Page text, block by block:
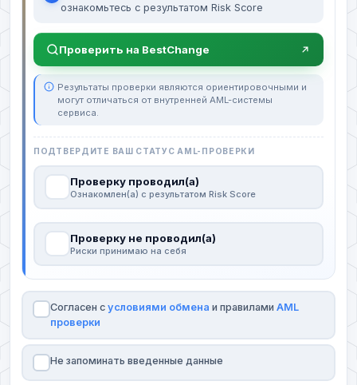
ознакомьтесь с результатом Risk Score
Проверить на BestChange
Результаты проверки являются ориентировочными и
могут отличаться от внутренней AML-системы
сервиса.
ПОДТВЕРДИТЕ ВАШ СТАТУС AML-ПРОВЕРКИ
Проверку проводил(а)
Ознакомлен(а) с результатом Risk Score
Проверку не проводил(а)
Риски принимаю на себя
Согласен с условиями обмена и правилами AML
проверки
Не запоминать введенные данные